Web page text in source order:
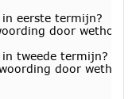
eerste termijn?
door
tweede termijn?
door